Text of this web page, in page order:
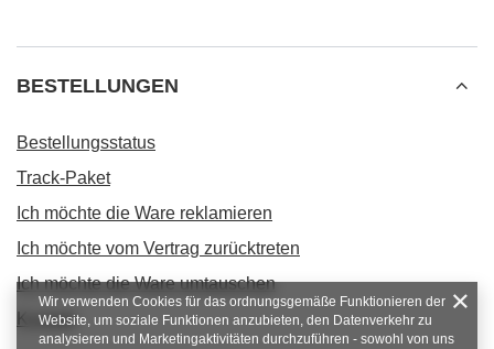
BESTELLUNGEN
Bestellungsstatus
Track-Paket
Ich möchte die Ware reklamieren
Ich möchte vom Vertrag zurücktreten
Ich möchte die Ware umtauschen
Kontakt
Wir verwenden Cookies für das ordnungsgemäße Funktionieren der
Website, um soziale Funktionen anzubieten, den Datenverkehr zu
analysieren und Marketingaktivitäten durchzuführen - sowohl von uns